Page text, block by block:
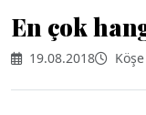
En çok
19.08.2018 Köşe